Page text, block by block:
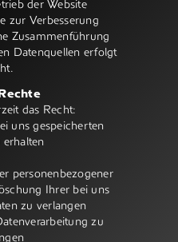
der Website
zur Verbesserung
Zusammenführung
Datenquellen erfolgt
das Recht:
uns gespeicherten
personenbezogener
Ihrer bei uns
zu verlangen
zu